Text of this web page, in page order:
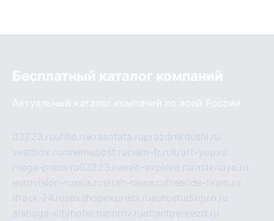
Бесплатный каталог компаний
Актуальный каталог компаний по всей России
03223.ruufille.rukrasotata.ruprazdnikdushi.ru
veetbox.rucinemapost.ruciam-fr.rukraft-you.ru
mega-press.ru03223.ruweb-explore.ru rastenuya.ru
eurovision-russia.rustrah-news.rufreeride-team.ru
itrack-24.rusexshopexpress.ruautostudiopro.ru
alabuga-cityhotel.rupornv.ruatlantpereezd.ru